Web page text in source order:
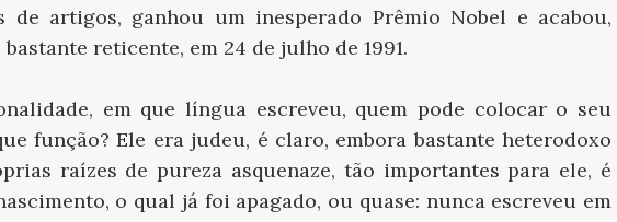
de artigos, ganhou um inesperado Prêmio Nobel e acabou,
reticente, em 24 de julho de 1991.
em que língua escreveu, quem pode colocar o seu
função? Ele era judeu, é claro, embora bastante heterodoxo
raízes de pureza asquenaze, tão importantes para ele, é
o qual já foi apagado, ou quase: nunca escreveu em